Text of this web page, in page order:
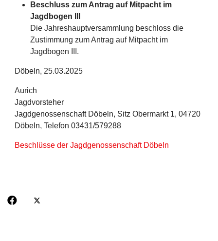
Beschluss zum Antrag auf Mitpacht im
Jagdbogen III
Die Jahreshauptversammlung beschloss die
Zustimmung zum Antrag auf Mitpacht im
Jagdbogen III.
Döbeln, 25.03.2025
Aurich
Jagdvorsteher
Jagdgenossenschaft Döbeln, Sitz Obermarkt 1, 04720
Döbeln, Telefon 03431/579288
Beschlüsse der Jagdgenossenschaft Döbeln